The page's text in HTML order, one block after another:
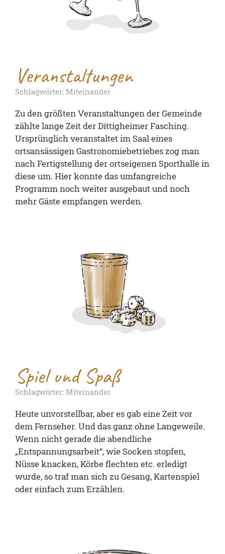
Veranstaltungen
Schlagwörter: Miteinander
Zu den größten Veranstaltungen der Gemeinde
zählte lange Zeit der Dittigheimer Fasching.
Ursprünglich veranstaltet im Saal eines
ortsansässigen Gastronomiebetriebes zog man
nach Fertigstellung der ortseigenen Sporthalle in
diese um. Hier konnte das umfangreiche
Programm noch weiter ausgebaut und noch
mehr Gäste empfangen werden.
Spiel und Spaß
Schlagwörter: Miteinander
Heute unvorstellbar, aber es gab eine Zeit vor
dem Fernseher. Und das ganz ohne Langeweile.
Wenn nicht gerade die abendliche
„Entspannungsarbeit“, wie Socken stopfen,
Nüsse knacken, Körbe flechten etc. erledigt
wurde, so traf man sich zu Gesang, Kartenspiel
oder einfach zum Erzählen.